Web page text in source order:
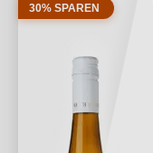
30% SPAREN